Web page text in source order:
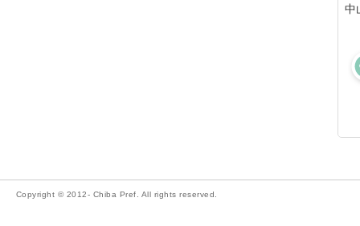
中
Copyright © 2012- Chiba Pref. All rights reserved.